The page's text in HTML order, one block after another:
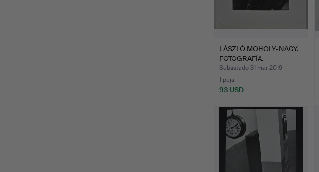
LÁSZLÓ MOHOLY-NAGY.
FOTOGRAFÍA.
Subastado 31 mar 2019
1 puja
93 USD